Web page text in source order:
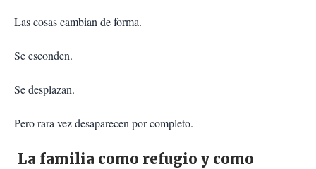
Las cosas cambian de forma.
Se esconden.
Se desplazan.
Pero rara vez desaparecen por completo.
La familia como refugio y como